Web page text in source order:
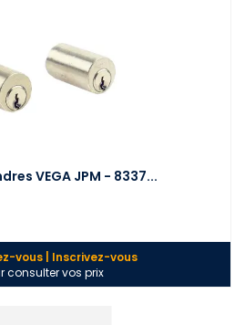
VEGA JPM - 8337...
vous | Inscrivez-vous
consulter vos prix